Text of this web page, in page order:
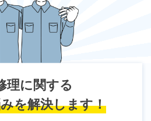
理に関する
を解決します！